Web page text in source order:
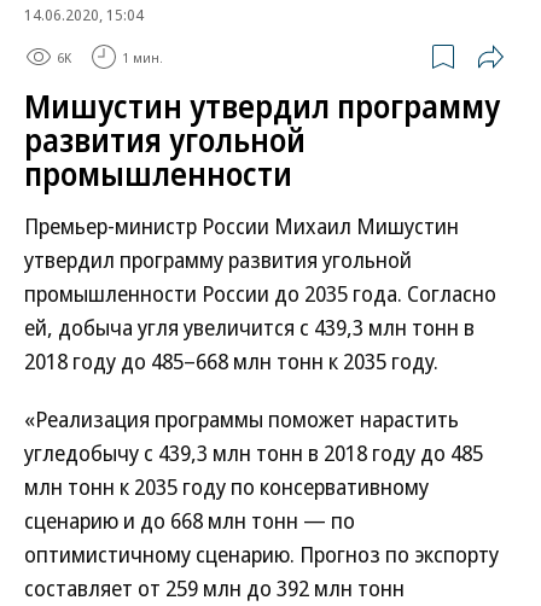
14.06.2020, 15:04
6K 1 мин.
Мишустин утвердил программу
развития угольной
промышленности
Премьер-министр России Михаил Мишустин
утвердил программу развития угольной
промышленности России до 2035 года. Согласно
ей, добыча угля увеличится с 439,3 млн тонн в
2018 году до 485–668 млн тонн к 2035 году.
«Реализация программы поможет нарастить
угледобычу с 439,3 млн тонн в 2018 году до 485
млн тонн к 2035 году по консервативному
сценарию и до 668 млн тонн — по
оптимистичному сценарию. Прогноз по экспорту
составляет от 259 млн до 392 млн тонн